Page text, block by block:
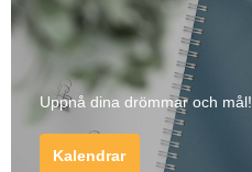
Uppnå dina drömmar och mål!
Kalendrar